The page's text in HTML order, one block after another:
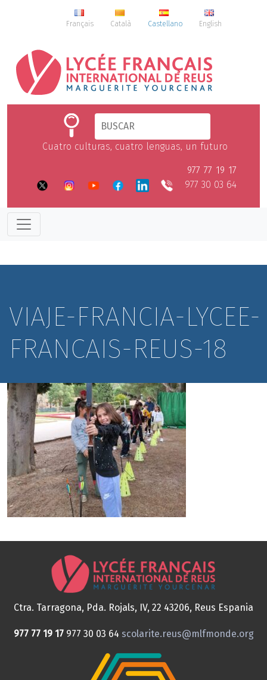
Français Català Castellano English
Cuatro culturas, cuatro lenguas, un futuro
977 77 19 17
977 30 03 64
VIAJE-FRANCIA-LYCEE-
FRANCAIS-REUS-18
Ctra. Tarragona, Pda. Rojals, IV, 22 43206, Reus Espania
977 77 19 17 977 30 03 64 scolarite.reus@mlfmonde.org